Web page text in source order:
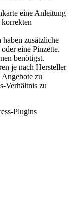
eine Anleitung
zusätzliche
eine Pinzette.
benötigst.
je nach Hersteller
Angebote zu
Verhältnis zu
Plugins